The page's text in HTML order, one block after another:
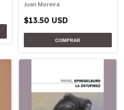
Juan Moreira
$13.50 USD